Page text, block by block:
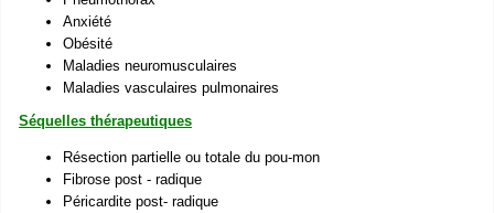
Anxiété
Obésité
Maladies neuromusculaires
Maladies vasculaires pulmonaires
Séquelles thérapeutiques
Résection partielle ou totale du pou-mon
Fibrose post - radique
Péricardite post- radique